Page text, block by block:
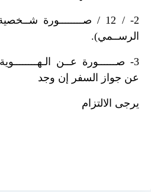
2- / 12 / صــــــــورة
الرســمي).
3- صــــــورة عــن
عن جواز السفر إن وجد
يرجى الالتزام